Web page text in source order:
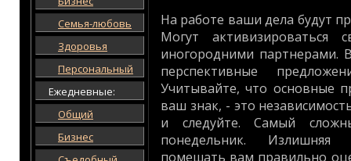
Семья-любовь
Здоровья
Персональный
Ежедневные:
Общий
Бизнес
На работе ваши дела будут
Могут активизироваться
иногородними партнерами.
перспективные
Учитывайте, что основные
ваш знак, - это
и следуйте. Самый
понедельник. Излишняя
помешать вам правильно